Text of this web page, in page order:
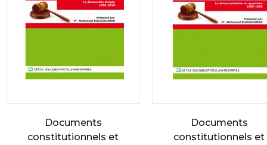
Documents
constitutionnels et
Documents
constitutionnels et